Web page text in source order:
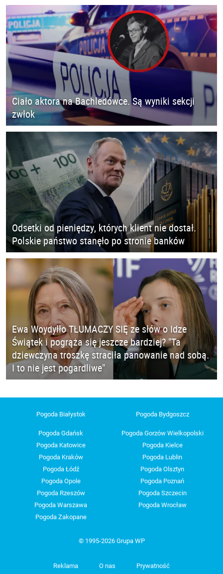
Ciało aktora na Bachledówce. Są wyniki sekcji
zwłok
Odsetki od pieniędzy, których klient nie dostał.
Polskie państwo stanęło po stronie banków
Ewa Woydyłło TŁUMACZY SIĘ ze słów o Idze
Świątek i pogrąża się jeszcze bardziej? "Ta
dziewczyna troszkę straciła panowanie nad sobą.
I to nie jest pogardliwe"
Pogoda Białystok Pogoda Bydgoszcz
Pogoda Gdańsk
Pogoda Gorzów Wielkopolski
Pogoda Katowice
Pogoda Kielce
Pogoda Kraków
Pogoda Lublin
Pogoda Łódź
Pogoda Olsztyn
Pogoda Opole
Pogoda Poznań
Pogoda Rzeszów
Pogoda Szczecin
Pogoda Warszawa
Pogoda Wrocław
Pogoda Zakopane
© 1995-2026 Grupa WP
Reklama O nas Prywatność